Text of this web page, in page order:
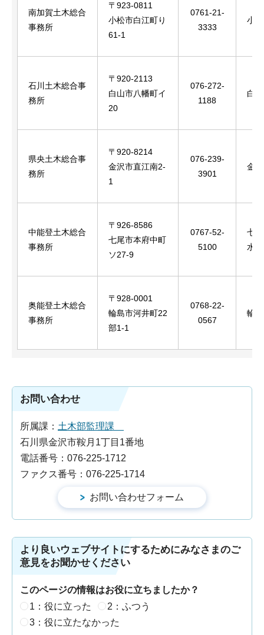
南加賀土木総合
事務所
〒923-0811
小松市白江町り
61-1
0761-21-
3333
小
石川土木総合事
務所
〒920-2113
白山市八幡町イ
20
076-272-
1188
白
県央土木総合事
務所
〒920-8214
金沢市直江南2-
1
076-239-
3901
金
中能登土木総合
事務所
〒926-8586
七尾市本府中町
ソ27-9
0767-52-
5100
七
水
奥能登土木総合
事務所
〒928-0001
輪島市河井町22
部1-1
0768-22-
0567
輪
お問い合わせ
所属課： 土木部監理課
石川県金沢市鞍月1丁目1番地
電話番号：076-225-1712
ファクス番号：076-225-1714
より良いウェブサイトにするためにみなさまのご
意見をお聞かせください
このページの情報はお役に立ちましたか？
1：役に立った
2：ふつう
3：役に立たなかった